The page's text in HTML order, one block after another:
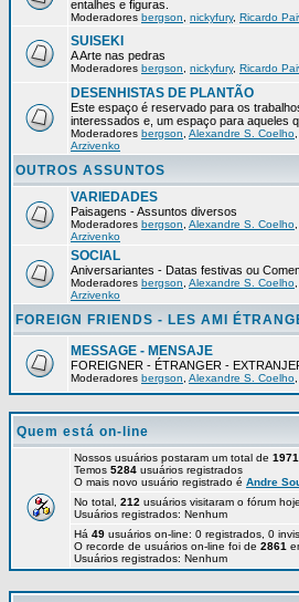
entalhes e figuras.
Moderadores bergson nickyfury, Ricardo
SUISEKI
A Arte nas pedras
Moderadores bergson nickyfury, Ricardo
DESENHISTAS DE PLANTÃO
Este espaço é reservado para os
interessados e, um espaço para aqueles
Moderadores bergson Alexandre S. Coelho
Arzivenko
OUTROS ASSUNTOS
VARIEDADES
Paisagens - Assuntos diversos
Moderadores bergson Alexandre S. Coelho
Arzivenko
SOCIAL
Aniversariantes - Datas festivas ou
Moderadores bergson Alexandre S. Coelho
Arzivenko
FOREIGN FRIENDS - LES AMI
MESSAGE - MENSAJE
FOREIGNER - ÉTRANGER -
Moderadores bergson Alexandre S. Coelho
Quem está on-line
Nossos usuários postaram um total de
Temos 5284 usuários registrados
O mais novo usuário registrado é Andre
No total, 212 usuários visitaram o fórum
Usuários registrados: Nenhum
Há 49 usuários on-line: 0 registrados, 0
O recorde de usuários on-line foi de 2861
Usuários registrados: Nenhum